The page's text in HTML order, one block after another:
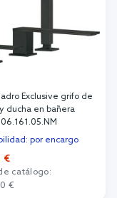
Exclusive grifo de
ducha en bañera
por encargo
€
catálogo:
€